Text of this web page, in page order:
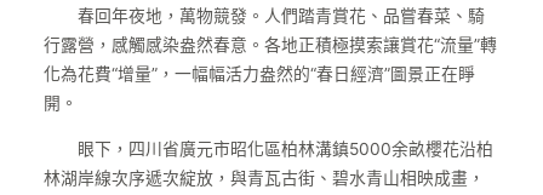
春回年夜地，萬物競發。人們踏青賞花、品嘗春菜、騎
行露營，感觸感染盎然春意。各地正積極摸索讓賞花“流量”轉
化為花費“增量”，一幅幅活力盎然的“春日經濟”圖景正在睜
開。
眼下，四川省廣元市昭化區柏林溝鎮5000余畝櫻花沿柏
林湖岸線次序遞次綻放，與青瓦古街、碧水青山相映成畫，